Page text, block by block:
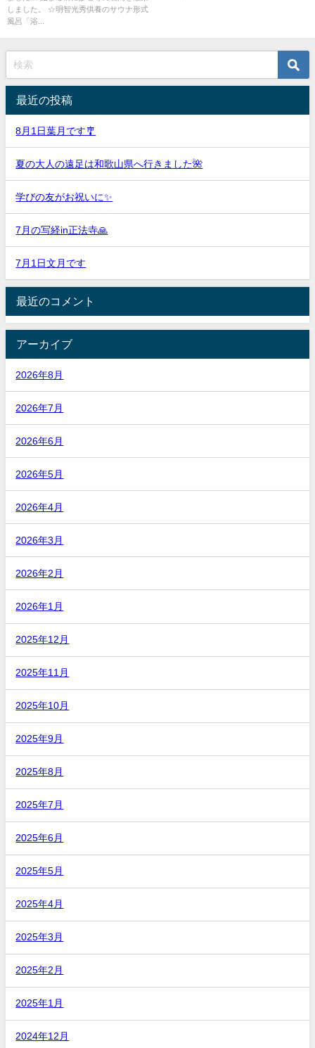
しました。 ☆明智光秀供養のサウナ形式
風呂「浴...
最近の投稿
8月1日葉月です🎐
夏の大人の遠足は和歌山県へ行きました🌺
学びの友がお祝いに✨
7月の写経in正法寺🙏
7月1日文月です
最近のコメント
アーカイブ
2026年8月
2026年7月
2026年6月
2026年5月
2026年4月
2026年3月
2026年2月
2026年1月
2025年12月
2025年11月
2025年10月
2025年9月
2025年8月
2025年7月
2025年6月
2025年5月
2025年4月
2025年3月
2025年2月
2025年1月
2024年12月